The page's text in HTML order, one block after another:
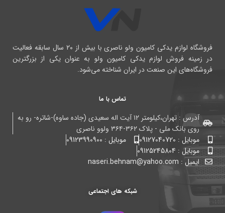
فروشگاه لوازم یدکی کامیون ولو ناصری با بیش از ۲۰ سال سابقه فعالیت
در زمینه فروش لوازم یدکی کامیون ولو به عنوان یکی از بزرگترین
فروشگاه‌های این صنعت در ایران شناخته می‌شود.
تماس با ما
آدرس : تهران،کیلومتر ۱۲ آیت اله سعیدی (جاده ساوه)-شاتره- رو به
روی بانک ملی - پلاک ۳۶۲-۳۶۴ ولوو ناصری
موبایل : 09127040720
موبایل : 09123990900
موبایل : 09125245804
ایمیل : naseri.behnam@yahoo.com
شبکه های اجتماعی